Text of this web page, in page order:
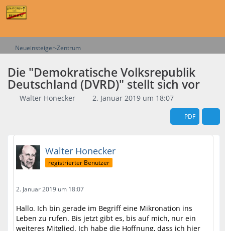
Neueinsteiger-Zentrum
Die "Demokratische Volksrepublik
Deutschland (DVRD)" stellt sich vor
Walter Honecker 2. Januar 2019 um 18:07
PDF
Walter Honecker
registrierter Benutzer
2. Januar 2019 um 18:07
Hallo. Ich bin gerade im Begriff eine Mikronation ins
Leben zu rufen. Bis jetzt gibt es, bis auf mich, nur ein
weiteres Mitglied. Ich habe die Hoffnung, dass ich hier